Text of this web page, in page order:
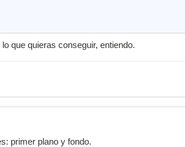
que quieras conseguir, entiendo.
primer plano y fondo.